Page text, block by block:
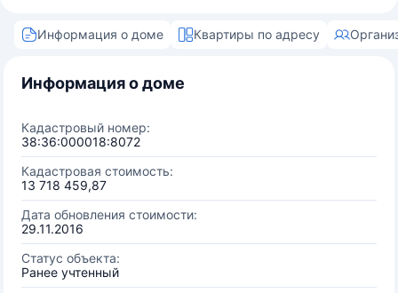
Информация о доме Квартиры по адресу
Информация о доме
Кадастровый номер:
38:36:000018:8072
Кадастровая стоимость:
13 718 459,87
Дата обновления стоимости:
29.11.2016
Статус объекта:
Ранее учтенный